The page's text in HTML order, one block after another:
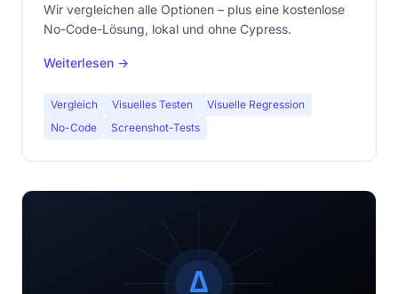
Wir vergleichen alle Optionen – plus eine kostenlose
No-Code-Lösung, lokal und ohne Cypress.
Weiterlesen →
Vergleich Visuelles Testen
Visuelle Regression
No-Code
Screenshot-Tests